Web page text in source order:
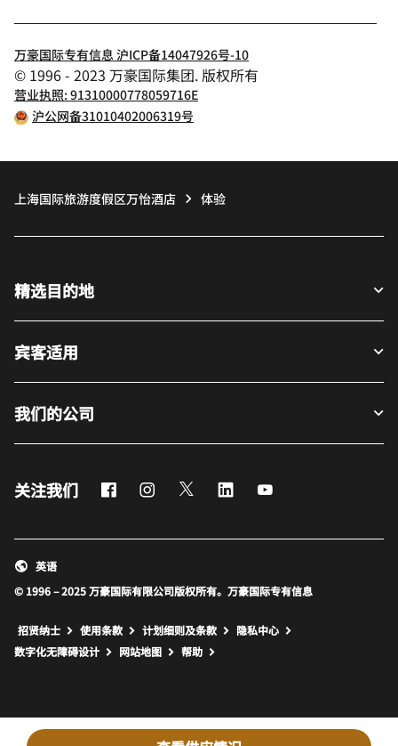
万豪国际专有信息 沪ICP备14047926号-10
© 1996 - 2023 万豪国际集团. 版权所有
营业执照: 91310000778059716E
沪公网备31010402006319号
上海国际旅游度假区万怡酒店 体验
精选目的地
宾客适用
我们的公司
关注我们 FacebookInstagram
Twitter LinkedIn
© 1996 – 2025 万豪国际有限公司版权所有。万豪国际专有信息
英语
招贤纳士 使用条款 计划细则及条款
隐私中心
数字化无障碍设计
网站地图 打开新窗口
帮助